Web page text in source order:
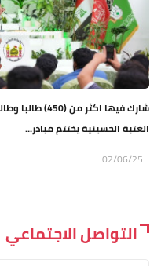
شارك فيها
العتبة الحسينية يختتم مبادر...
02/06/25
التواصل الاجتماعي